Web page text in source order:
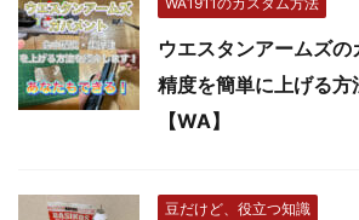
ウエスタンアームズ
精度を簡単に上げる方
【WA】
豆だけど、役立つ知識